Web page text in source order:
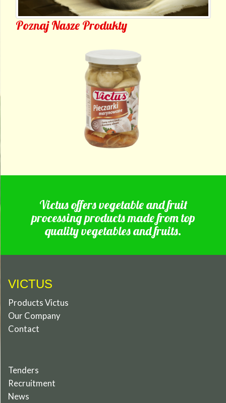
Poznaj Nasze Produkty
Victus offers vegetable and fruit
processing products made from top
quality vegetables and fruits.
VICTUS
Products Victus
Our Company
Contact
Tenders
Recruitment
News